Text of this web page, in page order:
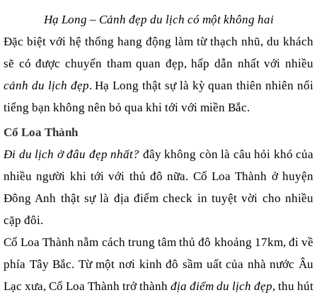
Hạ Long – Cảnh đẹp du lịch có một không hai
Đặc biệt với hệ thống hang động làm từ thạch nhũ, du khách
cảnh du lịch đẹp. Hạ Long thật sự là kỳ quan thiên nhiên nổi
tiếng bạn không nên bỏ qua khi tới với miền Bắc.
Cổ Loa Thành
Đi du lịch ở đâu đẹp nhất? đây không còn là câu hỏi khó của
nhiều người khi tới với thủ đô nữa. Cổ Loa Thành ở huyện
Đông Anh thật sự là địa điểm check in tuyệt vời cho nhiều
cặp đôi.
Cổ Loa Thành nằm cách trung tâm thủ đô khoảng 17km, đi về
phía Tây Bắc. Từ một nơi kinh đô sầm uất của nhà nước Âu
Lạc xưa, Cổ Loa Thành trở thành địa điểm du lịch đẹp, thu hút